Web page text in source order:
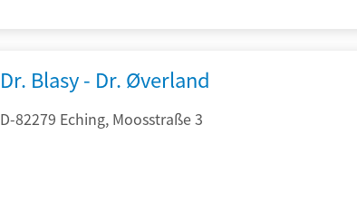
Dr. Blasy - Dr. Øverland
D-82279 Eching, Moosstraße 3